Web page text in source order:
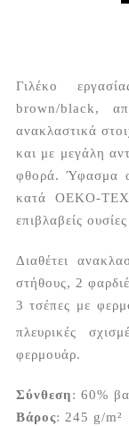
Γιλέκο
brown/black,
ανακλαστικά
και με μεγάλη
φθορά. Ύφασμα
κατά OEKO-
επιβλαβείς
Διαθέτει
στήθους, 2
3 τσέπες με
πλευρικές
φερμουάρ.
Σύνθεση: 60%
Βάρος: 245 g/m²